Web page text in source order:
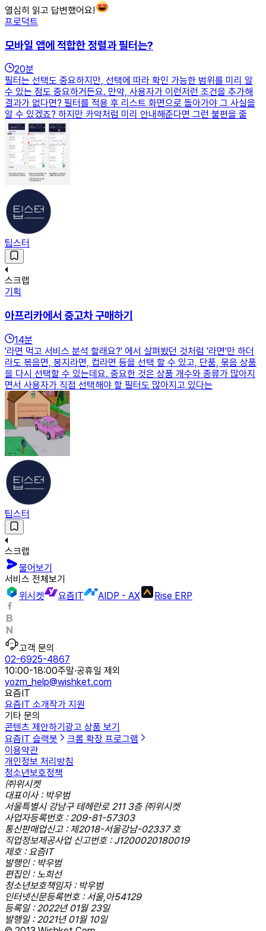
열심히 읽고 답변했어요!
프로덕트
모바일 앱에 적합한 정렬과 필터는?
20분
필터는 선택도 중요하지만, 선택에 따라 확인 가능한 범위를 미리 알
수 있는 점도 중요하거든요. 만약, 사용자가 이런저런 조건을 추가해
결과가 없다면? 필터를 적용 후 리스트 화면으로 돌아가야 그 사실을
알 수 있겠죠? 하지만 카약처럼 미리 안내해준다면 그런 불편을 줄
팁스터
스크랩
기획
아프리카에서 중고차 구매하기
14분
'라면 먹고 서비스 분석 할래요?' 에서 살펴봤던 것처럼 '라면'만 하더
라도 볶음면, 봉지라면, 컵라면 등을 선택 할 수 있고, 단품, 묶음 상품
을 다시 선택할 수 있는데요. 중요한 것은 상품 개수와 종류가 많아지
면서 사용자가 직접 선택해야 할 필터도 많아지고 있다는
팁스터
스크랩
물어보기
서비스 전체보기
위시켓
요즘IT AIDP - AX Rise ERP
고객 문의
02-6925-4867
10:00-18:00주말·공휴일 제외
yozm_help@wishket.com
요즘IT
요즘IT 소개작가 지원
기타 문의
콘텐츠 제안하기광고 상품 보기
요즘IT 슬랙봇
크롬 확장 프로그램
이용약관
개인정보 처리방침
청소년보호정책
㈜위시켓
대표이사 : 박우범
서울특별시 강남구 테헤란로 211 3층 ㈜위시켓
사업자등록번호 : 209-81-57303
통신판매업신고 : 제2018-서울강남-02337 호
직업정보제공사업 신고번호 : J1200020180019
제호 : 요즘IT
발행인 : 박우범
편집인 : 노희선
청소년보호책임자 : 박우범
인터넷신문등록번호 : 서울,아54129
등록일 : 2022년 01월 23일
발행일 : 2021년 01월 10일